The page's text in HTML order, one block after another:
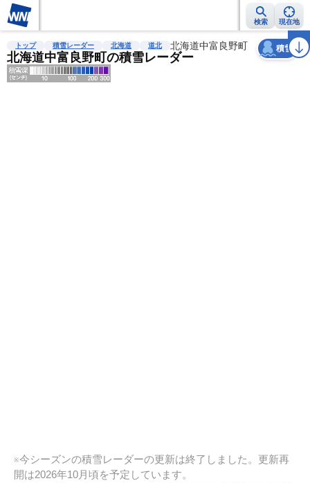
検索 現在地
雨雲レーダー 台風情報 地震情報 警報・注意報 2週間天気 ラ
トップ 積雪レーダー 北海道 道北 北海道中富良野町
北海道中富良野町の積雪レーダー
積雪
天気 台風
※今シーズンの積雪レーダーの更新は終了しました。更新再
開は2026年10月頃を予定しています。